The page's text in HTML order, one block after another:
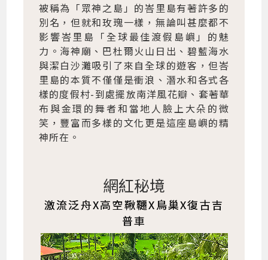
被稱為「眾神之島」的峇里島有著許多的
別名，但就和玫瑰一樣，無論叫甚麼都不
影響峇里島「全球最佳渡假島嶼」的魅
力。海神廟、巴杜爾火山日出、碧藍海水
與潔白沙灘吸引了來自全球的遊客，但峇
里島的本質不僅僅是衝浪、潛水和各式各
樣的度假村-到處擺放南洋風花瓣、套著華
布與金環的舞者和當地人臉上大朵的微
笑，豐富而多樣的文化更是這座島嶼的精
神所在。
網紅秘境
激流泛舟X高空鞦韆X鳥巢X復古吉
普車